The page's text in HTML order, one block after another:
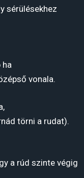
sérülésekhez
ha
vonala.
törni a rudat).
a rúd szinte végig